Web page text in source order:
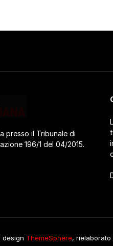
presso il Tribunale di
196/1 del 04/2015.
design ThemeSphere, rielaborato